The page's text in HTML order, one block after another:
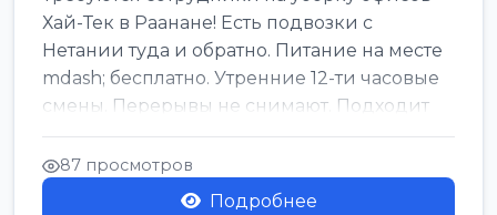
Хай-Тек в Раанане! Есть подвозки с
Нетании туда и обратно. Питание на месте
mdash; бесплатно. Утренние 12-ти часовые
смены. Перерывы не снимают. Подходит
для всех...
87 просмотров
Подробнее